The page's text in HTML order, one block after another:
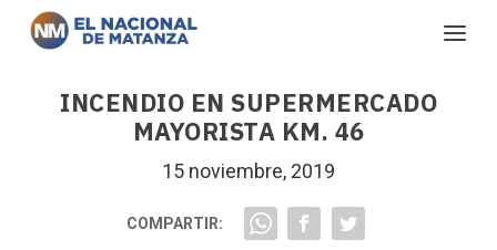
INCENDIO EN SUPERMERCADO
MAYORISTA KM. 46
15 noviembre, 2019
COMPARTIR: